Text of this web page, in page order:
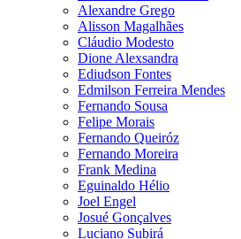
Alexandre Grego
Alisson Magalhães
Cláudio Modesto
Dione Alexsandra
Ediudson Fontes
Edmilson Ferreira Mendes
Fernando Sousa
Felipe Morais
Fernando Queiróz
Fernando Moreira
Frank Medina
Eguinaldo Hélio
Joel Engel
Josué Gonçalves
Luciano Subirá